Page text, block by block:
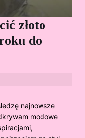
złoto
do
najnowsze
modowe